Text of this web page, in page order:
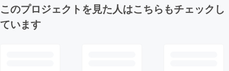
このプロジェクトを見た人はこちらもチェックし
ています